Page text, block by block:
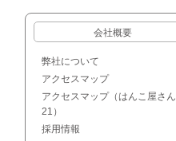
会社概要
弊社について
アクセスマップ
アクセスマップ（はんこ屋さん
21）
採用情報